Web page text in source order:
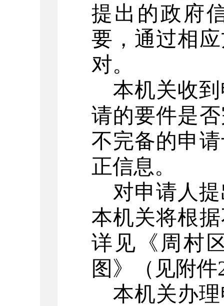
提出的政府
要，通过相
对。
本机关收
请的要件是
不完备的申
正信息。
对申请人
本机关将根
详见《周村
图》（见附件
本机关办